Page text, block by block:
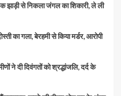
झाड़ी से निकला जंगल का शिकारी, ले ली
का गला, बेरहमी से किया मर्डर, आरोपी
ने दी दिवंगतों को श्रद्धांजलि, दर्द के